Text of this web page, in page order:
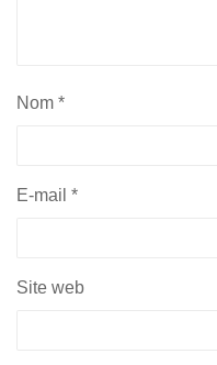
Nom *
E-mail *
Site web